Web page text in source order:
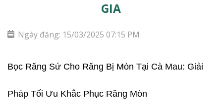
GIA
Ngày đăng: 15/03/2025 07:15 PM
Bọc Răng Sứ Cho Răng Bị Mòn Tại Cà Mau: Giải
Pháp Tối Ưu Khắc Phục Răng Mòn